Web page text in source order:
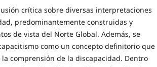
crítica sobre diversas interpretaciones
predominantemente construidas y
de vista del Norte Global. Además, se
como un concepto definitorio que
comprensión de la discapacidad. Dentro